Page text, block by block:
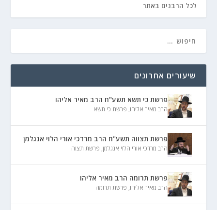
לכל הרבנים באתר
שיעורים אחרונים
פרשת כי תשא תשע"ח הרב מאיר אליהו
הרב מאיר אליהו, פרשת כי תשא
פרשת תצווה תשע"ח הרב מרדכי אורי הלוי אנגלמן
הרב מרדכי אורי הלוי אנגלמן, פרשת תצוה
פרשת תרומה הרב מאיר אליהו
הרב מאיר אליהו, פרשת תרומה